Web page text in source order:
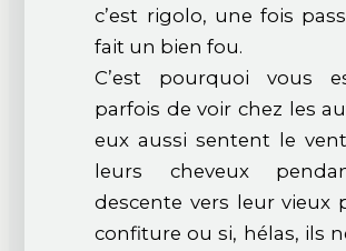
c’est rigolo, une fois
fait un bien fou.
C’est pourquoi vous
parfois de voir chez les
eux aussi sentent le
leurs cheveux
descente vers leur vieux
confiture ou si, hélas, ils